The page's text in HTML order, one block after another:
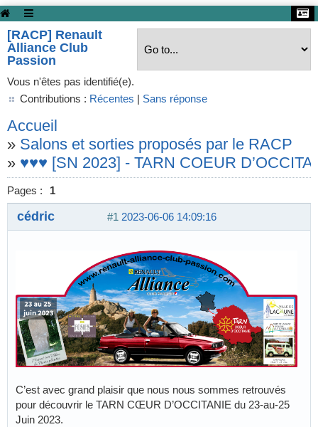
[RACP] Renault
Alliance Club
Passion
Vous n'êtes pas identifié(e).
Contributions : Récentes | Sans réponse
Accueil
» Salons et sorties proposés par le RACP
» ♥♥♥ [SN 2023] - TARN COEUR
Pages : 1
#1 2023-06-06 14:09:16
cédric
C’est avec grand plaisir que nous nous sommes retrouvés
pour découvrir le TARN CŒUR D’OCCITANIE du 23-au-25
Juin 2023.